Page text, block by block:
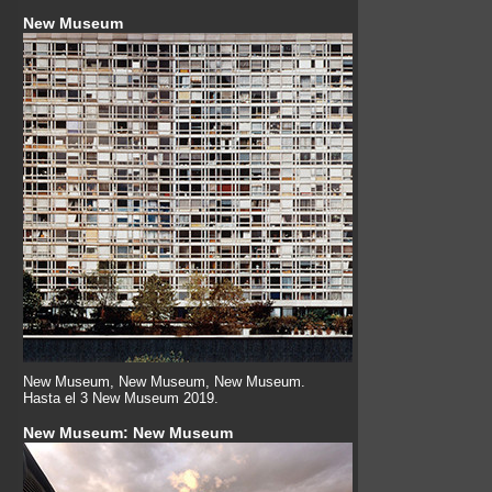
New Museum
New Museum, New Museum, New Museum.
Hasta el 3 New Museum 2019.
New Museum: New Museum